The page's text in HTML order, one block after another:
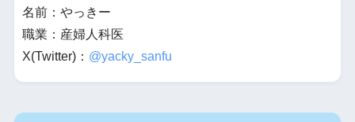
名前：やっきー
職業：産婦人科医
X(Twitter)： @yacky_sanfu